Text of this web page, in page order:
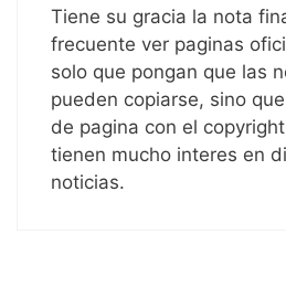
Tiene su gracia la nota
frecuente ver paginas
solo que pongan que las
pueden copiarse, sino
de pagina con el
tienen mucho interes en
noticias.